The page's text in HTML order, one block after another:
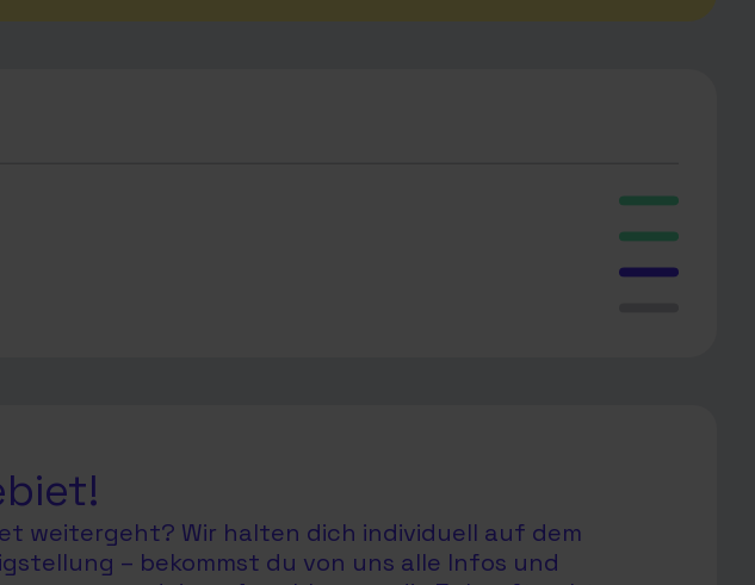
weitergeht? Wir halten dich individuell auf dem
– bekommst du von uns alle Infos und